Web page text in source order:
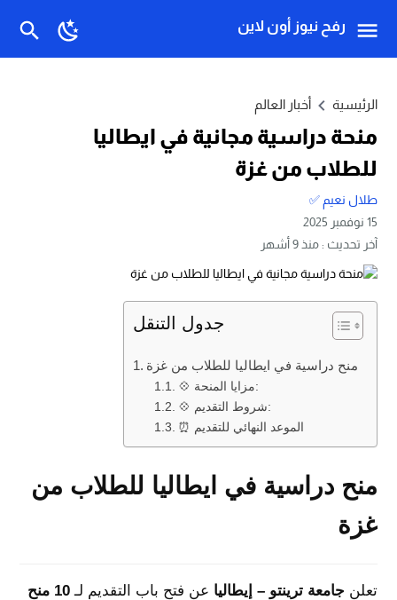
رفح نيوز أون لاين
الرئيسية أخبار العالم
منحة دراسية مجانية في ايطاليا
للطلاب من غزة
طلال نعيم ✅
15 نوفمبر 2025
آخر تحديث :منذ 9 أشهر
جدول التنقل
منح دراسية في ايطاليا للطلاب من غزة
💠 مزايا المنحة:
💠 شروط التقديم:
⏰ الموعد النهائي للتقديم
منح دراسية في ايطاليا للطلاب من
غزة
تعلن جامعة ترينتو – إيطاليا عن فتح باب التقديم لـ
10 منح